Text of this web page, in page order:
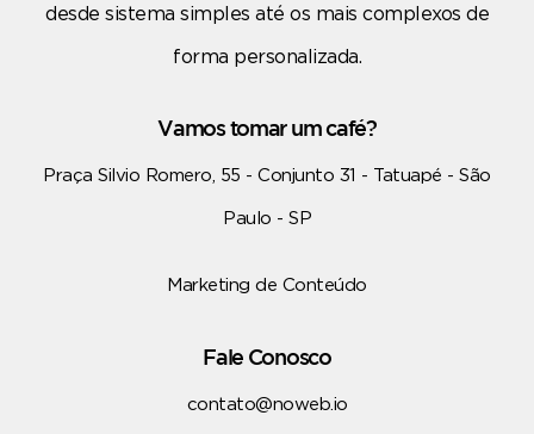
desde sistema simples até os mais complexos de
forma personalizada.
Vamos tomar um café?
Praça Silvio Romero, 55 - Conjunto 31 - Tatuapé - São
Paulo - SP
Marketing de Conteúdo
Fale Conosco
contato@noweb.io